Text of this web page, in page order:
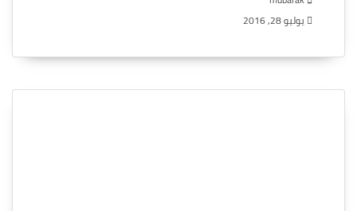
يوليو 28, 2016